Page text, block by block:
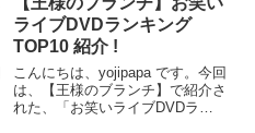
ライブDVDランキング
TOP10 紹介 !
こんにちは、yojipapa です。今回
は、【王様のブランチ】で紹介さ
れた、「お笑いライブDVDラン